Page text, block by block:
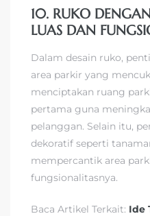
10. RUKO
LUAS DAN
Dalam desain ruko,
area parkir yang
menciptakan ruang
pertama guna
pelanggan. Selain itu,
dekoratif seperti
mempercantik area
fungsionalitasnya.
Baca Artikel Terkait: Ide